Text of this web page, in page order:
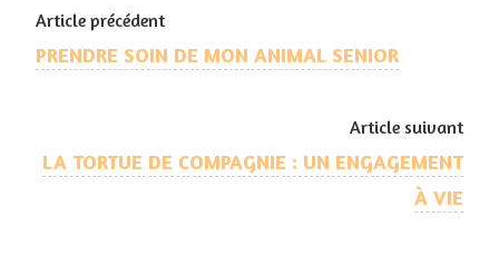
Article précédent
PRENDRE SOIN DE MON ANIMAL SENIOR
Article suivant
LA TORTUE DE COMPAGNIE : UN ENGAGEMENT
À VIE